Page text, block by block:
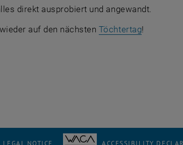
direkt ausprobiert und angewandt.
auf den nächsten Töchtertag, opens
!
LEGAL NOTICE ACCESSIBILITY